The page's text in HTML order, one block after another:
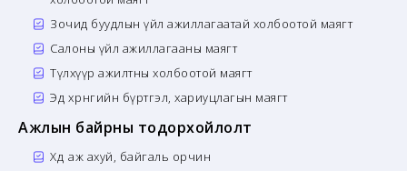
Зочид буудлын үйл ажиллагаатай холбоотой маягт
Салоны үйл ажиллагааны маягт
Түлхүүр ажилтны холбоотой маягт
Эд хөрөнгийн бүртгэл, хариуцлагын маягт
Ажлын байрны тодорхойлолт
Хөдөө аж ахуй, байгаль орчин